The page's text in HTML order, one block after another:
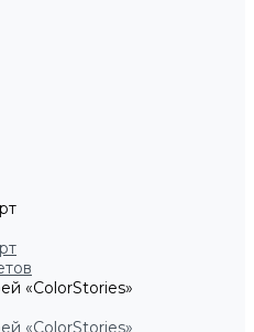
«ColorStories»
«ColorStories»